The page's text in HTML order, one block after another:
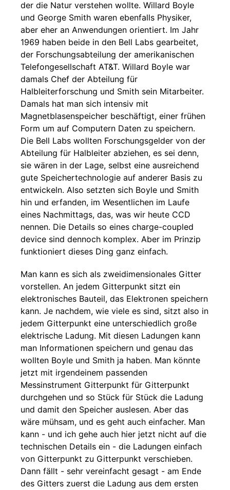
der die Natur verstehen wollte. Willard Boyle
und George Smith waren ebenfalls Physiker,
aber eher an Anwendungen orientiert. Im Jahr
1969 haben beide in den Bell Labs gearbeitet,
der Forschungsabteilung der amerikanischen
Telefongesellschaft AT&T. Willard Boyle war
damals Chef der Abteilung für
Halbleiterforschung und Smith sein Mitarbeiter.
Damals hat man sich intensiv mit
Magnetblasenspeicher beschäftigt, einer frühen
Form um auf Computern Daten zu speichern.
Die Bell Labs wollten Forschungsgelder von der
Abteilung für Halbleiter abziehen, es sei denn,
sie wären in der Lage, selbst eine ausreichend
gute Speichertechnologie auf anderer Basis zu
entwickeln. Also setzten sich Boyle und Smith
hin und erfanden, im Wesentlichen im Laufe
eines Nachmittags, das, was wir heute CCD
nennen. Die Details so eines charge-coupled
device sind dennoch komplex. Aber im Prinzip
funktioniert dieses Ding ganz einfach.
Man kann es sich als zweidimensionales Gitter
vorstellen. An jedem Gitterpunkt sitzt ein
elektronisches Bauteil, das Elektronen speichern
kann. Je nachdem, wie viele es sind, sitzt also in
jedem Gitterpunkt eine unterschiedlich große
elektrische Ladung. Mit diesen Ladungen kann
man Informationen speichern und genau das
wollten Boyle und Smith ja haben. Man könnte
jetzt mit irgendeinem passenden
Messinstrument Gitterpunkt für Gitterpunkt
durchgehen und so Stück für Stück die Ladung
und damit den Speicher auslesen. Aber das
wäre mühsam, und es geht auch einfacher. Man
kann - und ich gehe auch hier jetzt nicht auf die
technischen Details ein - die Ladungen einfach
von Gitterpunkt zu Gitterpunkt verschieben.
Dann fällt - sehr vereinfacht gesagt - am Ende
des Gitters zuerst die Ladung aus dem ersten